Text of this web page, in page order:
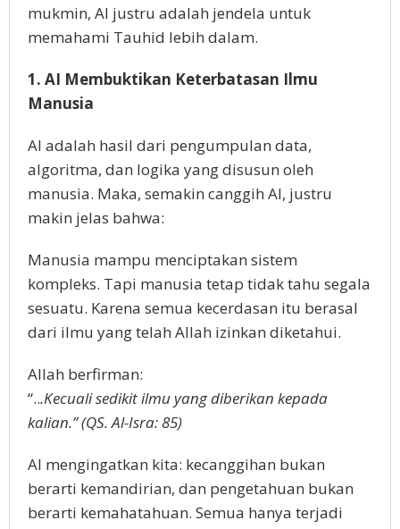
mukmin, AI justru adalah jendela untuk
memahami Tauhid lebih dalam.
1. AI Membuktikan Keterbatasan Ilmu
Manusia
AI adalah hasil dari pengumpulan data,
algoritma, dan logika yang disusun oleh
manusia. Maka, semakin canggih AI, justru
makin jelas bahwa:
Manusia mampu menciptakan sistem
kompleks. Tapi manusia tetap tidak tahu segala
sesuatu. Karena semua kecerdasan itu berasal
dari ilmu yang telah Allah izinkan diketahui.
Allah berfirman:
“...Kecuali sedikit ilmu yang diberikan kepada
kalian.” (QS. Al-Isra: 85)
AI mengingatkan kita: kecanggihan bukan
berarti kemandirian, dan pengetahuan bukan
berarti kemahatahuan. Semua hanya terjadi